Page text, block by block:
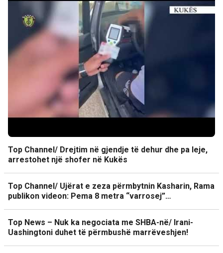
Top Channel/ Drejtim në gjendje të dehur dhe pa leje,
arrestohet një shofer në Kukës
Top Channel/ Ujërat e zeza përmbytnin Kasharin, Rama
publikon videon: Pema 8 metra “varrosej”…
Top News – Nuk ka negociata me SHBA-në/ Irani-
Uashingtoni duhet të përmbushë marrëveshjen!